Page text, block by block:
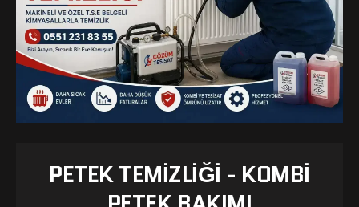
PETEK TEMIZLIĞI - KOMBI